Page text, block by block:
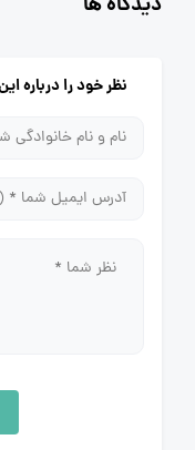
نظر خود را درباره